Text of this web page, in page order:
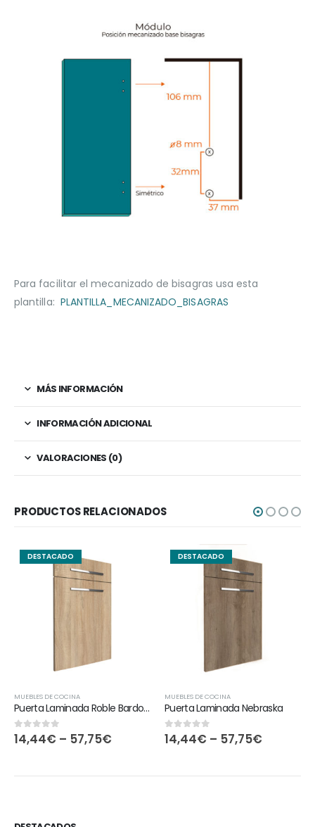
Para facilitar el mecanizado de bisagras usa esta
plantilla: PLANTILLA_MECANIZADO_BISAGRAS
MÁS INFORMACIÓN
INFORMACIÓN ADICIONAL
VALORACIONES (0)
PRODUCTOS RELACIONADOS
DESTACADO
MUEBLES DE COCINA
Puerta Laminada Roble Bardolino
0 out of 5
14,44€ – 57,75€
DESTACADO
MUEBLES DE COCINA
Puerta Laminada Nebraska
0 out of 5
14,44€ – 57,75€